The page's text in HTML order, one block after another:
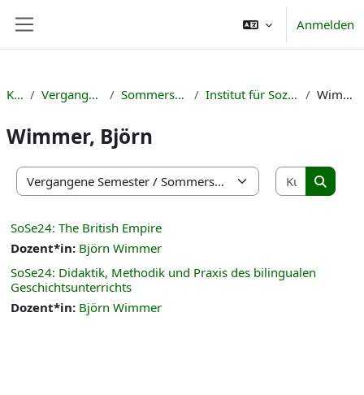
Anmelden
Kurse Vergangene Semester Sommersemester 2024 Institut für Sozialwissenschaften Wimmer, Björn
Wimmer, Björn
Kursbereiche
Kurse
Kurse
SoSe24: The British Empire
Dozent*in: Björn Wimmer
SoSe24: Didaktik, Methodik und Praxis des bilingualen
Geschichtsunterrichts
Dozent*in: Björn Wimmer